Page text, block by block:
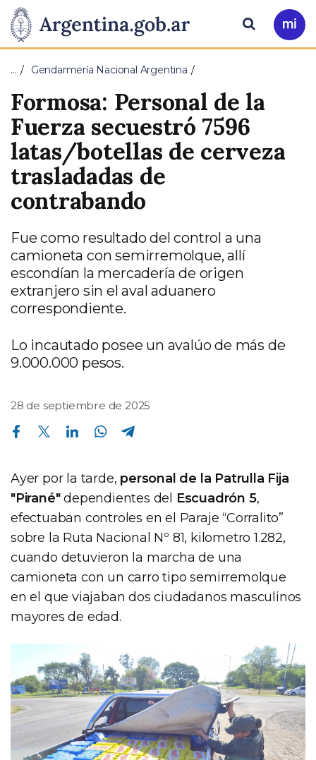
Presidencia
de
la
Nación
Pasar al contenido principal
Ir
a
Buscar
… Gendarmería Nacional Argentina
Formosa: Personal de la
Fuerza secuestró 7596
latas/botellas de cerveza
trasladadas de
contrabando
Fue como resultado del control a una
camioneta con semirremolque, allí
escondían la mercadería de origen
extranjero sin el aval aduanero
correspondiente.
Lo incautado posee un avalúo de más de
9.000.000 pesos.
28 de septiembre de 2025
Compartir en Facebook Compartir en Twitter Compartir en Linkedin Compartir en Whatsapp
Ayer por la tarde, personal de la Patrulla Fija
"Pirané"dependientes del Escuadrón 5,
efectuaban controles en el Paraje “Corralito”
sobre la Ruta Nacional Nº 81, kilometro 1.282,
cuando detuvieron la marcha de una
camioneta con un carro tipo semirremolque
en el que viajaban dos ciudadanos masculinos
mayores de edad.